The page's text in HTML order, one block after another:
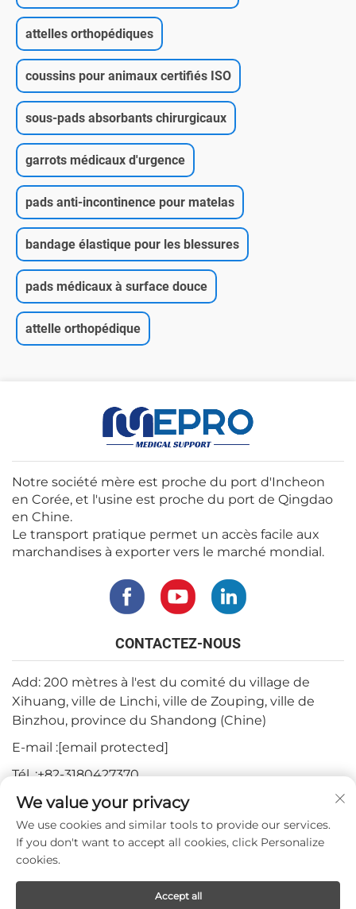
attelles orthopédiques
coussins pour animaux certifiés ISO
sous-pads absorbants chirurgicaux
garrots médicaux d'urgence
pads anti-incontinence pour matelas
bandage élastique pour les blessures
pads médicaux à surface douce
attelle orthopédique
Notre société mère est proche du port d'Incheon
en Corée, et l'usine est proche du port de Qingdao
en Chine.
Le transport pratique permet un accès facile aux
marchandises à exporter vers le marché mondial.
CONTACTEZ-NOUS
Add: 200 mètres à l'est du comité du village de
Xihuang, ville de Linchi, ville de Zouping, ville de
Binzhou, province du Shandong (Chine)
E-mail :[email protected]
Tél. :+82-3180427370
Téléphone :+86-15564344404
WhatsApp :+82-1022396668
Droits d'auteur © 2024 par Mepro Medical Co.,Ltd.
We value your privacy
We use cookies and similar tools to provide our services.
If you don't want to accept all cookies, click Personalize
cookies.
Accept all